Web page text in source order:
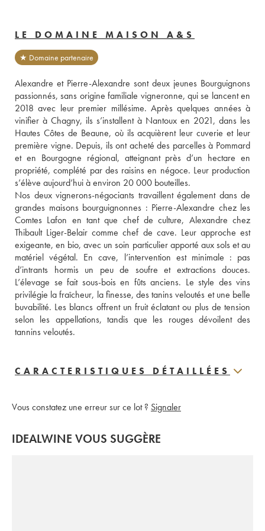
LE DOMAINE MAISON A&S
★ Domaine partenaire
Alexandre et Pierre-Alexandre sont deux jeunes Bourguignons
passionnés, sans origine familiale vigneronne, qui se lancent en
2018 avec leur premier millésime. Après quelques années à
vinifier à Chagny, ils s’installent à Nantoux en 2021, dans les
Hautes Côtes de Beaune, où ils acquièrent leur cuverie et leur
première vigne. Depuis, ils ont acheté des parcelles à Pommard
et en Bourgogne régional, atteignant près d’un hectare en
propriété, complété par des raisins en négoce. Leur production
s’élève aujourd’hui à environ 20 000 bouteilles.
Nos deux vignerons-négociants travaillent également dans de
grandes maisons bourguignonnes : Pierre-Alexandre chez les
Comtes Lafon en tant que chef de culture, Alexandre chez
Thibault Liger-Belair comme chef de cave. Leur approche est
exigeante, en bio, avec un soin particulier apporté aux sols et au
matériel végétal. En cave, l’intervention est minimale : pas
d’intrants hormis un peu de soufre et extractions douces.
L’élevage se fait sous-bois en fûts anciens. Le style des vins
privilégie la fraîcheur, la finesse, des tanins veloutés et une belle
buvabilité. Les blancs offrent un fruit éclatant ou plus de tension
selon les appellations, tandis que les rouges dévoilent des
tannins veloutés.
CARACTERISTIQUES DÉTAILLÉES
Vous constatez une erreur sur ce lot ? Signaler
IDEALWINE VOUS SUGGÈRE